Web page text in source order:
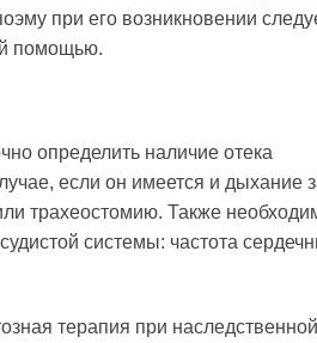
при его возникновении
помощью.
определить наличие отека
если он имеется и дыхание
трахеостомию. Также
системы: частота
терапия при наследственной